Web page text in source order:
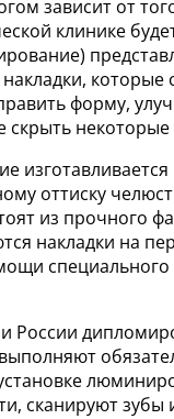
стойкость к
стоимость и
Некоторые
что люминиры
с серьезными
лишь
В целом,
результатом
улыбки.